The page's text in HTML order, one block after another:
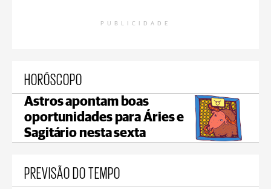
PUBLICIDADE
HORÓSCOPO
Astros apontam boas
oportunidades para Áries e
Sagitário nesta sexta
PREVISÃO DO TEMPO